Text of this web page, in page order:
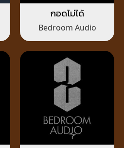
กอดไม่ได้
Bedroom Audio